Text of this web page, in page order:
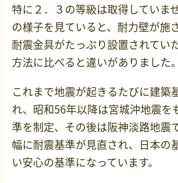
特に２．３の等級は取得していま
の様子を見ていると、耐力壁が施
耐震金具がたっぷり設置されてい
方法に比べると違いがありました。
これまで地震が起きるたびに建築
れ、昭和56年以降は宮城沖地震を
準を制定、その後は阪神淡路地震
幅に耐震基準が見直され、日本の
い安心の基準になっています。